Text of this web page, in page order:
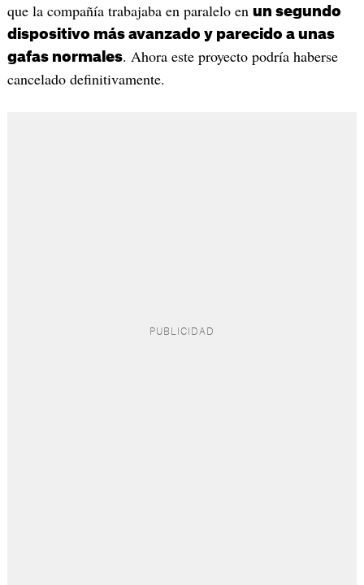
que la compañía trabajaba en paralelo en un segundo
dispositivo más avanzado y parecido a unas
gafas normales. Ahora este proyecto podría haberse
cancelado definitivamente.